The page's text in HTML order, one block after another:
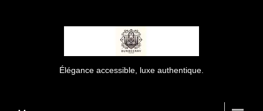
Élégance accessible, luxe authentique.